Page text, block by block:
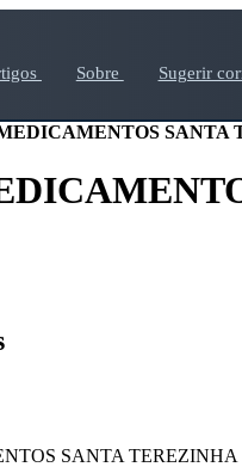
Sobre Sugerir
SANTA
SANTA TEREZINHA